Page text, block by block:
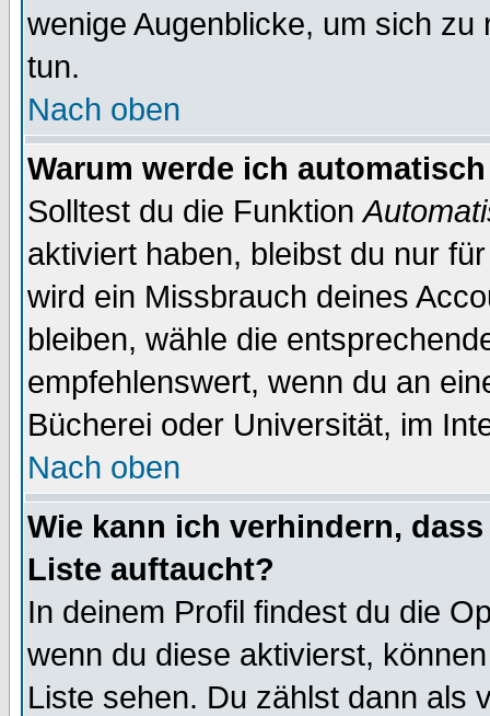
wenige Augenblicke, um sich
tun.
Nach oben
Warum werde ich
Solltest du die Funktion
aktiviert haben, bleibst du nur
wird ein Missbrauch deines
bleiben, wähle die
empfehlenswert, wenn du an
Bücherei oder Universität, im
Nach oben
Wie kann ich verhindern,
Liste auftaucht?
In deinem Profil findest du die
wenn du diese aktivierst,
Liste sehen. Du zählst dann als